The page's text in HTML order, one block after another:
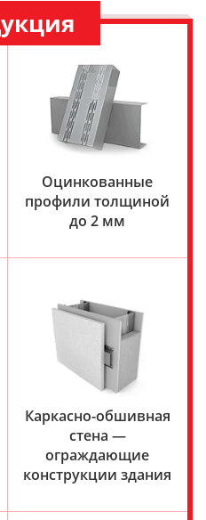
Оцинкованные
профили толщиной
до 2 мм
Каркасно-обшивная
стена —
ограждающие
конструкции здания